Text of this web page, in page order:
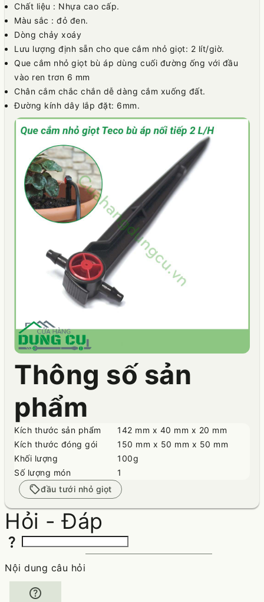
Chất liệu : Nhựa cao cấp.
Màu sắc : đỏ đen.
Dòng chảy xoáy
Lưu lượng định sẵn cho que cắm nhỏ giọt: 2 lít/giờ.
Que cắm nhỏ giọt bù áp dùng cuối đường ống với đầu
vào ren trơn 6 mm
Chân cắm chắc chắn dễ dàng cắm xuống đất.
Đường kính dây lắp đặt: 6mm.
Thông số sản
phẩm
Kích thước sản phẩm
142 mm x 40 mm x 20 mm
Kích thước đóng gói
150 mm x 50 mm x 50 mm
Khối lượng
100g
Số lượng món
1
sellđầu tưới nhỏ giọt
Hỏi - Đáp
question_mark
Nội dung câu hỏi
help